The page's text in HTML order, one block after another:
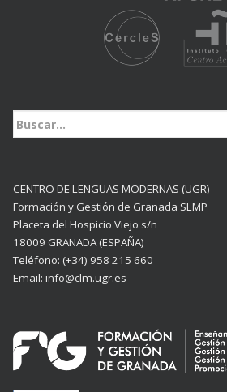
Buscar:
CENTRO DE LENGUAS MODERNAS (UGR)
Formación y Gestión de Granada SLMP
Placeta del Hospicio Viejo s/n
18009 GRANADA (ESPAÑA)
Teléfono: (+34) 958 215 660
Email: info@clm.ugr.es